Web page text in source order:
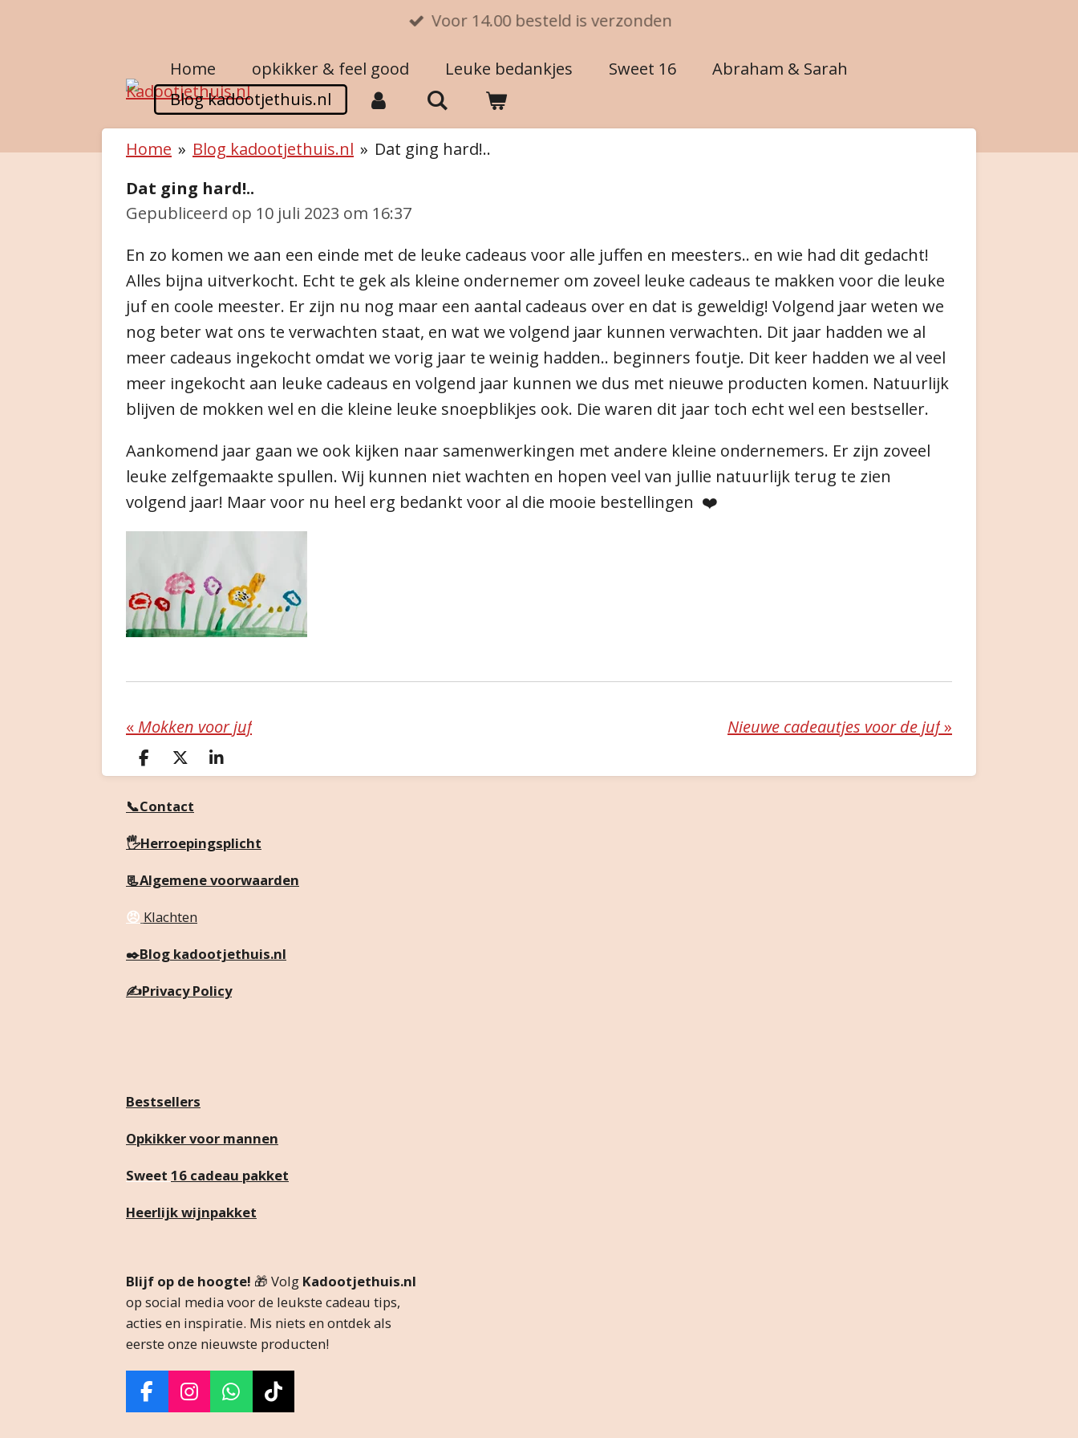
Voor 14.00 besteld is verzonden
Home opkikker & feel good Leuke bedankjes Sweet 16
Abraham & Sarah
Blog kadootjethuis.nl
Home » Blog kadootjethuis.nl » Dat ging hard!..
Dat ging hard!..
Gepubliceerd op 10 juli 2023 om 16:37
En zo komen we aan een einde met de leuke cadeaus voor alle juffen en meesters.. en wie had dit gedacht!
Alles bijna uitverkocht. Echt te gek als kleine ondernemer om zoveel leuke cadeaus te makken voor die leuke
juf en coole meester. Er zijn nu nog maar een aantal cadeaus over en dat is geweldig! Volgend jaar weten we
nog beter wat ons te verwachten staat, en wat we volgend jaar kunnen verwachten. Dit jaar hadden we al
meer cadeaus ingekocht omdat we vorig jaar te weinig hadden.. beginners foutje. Dit keer hadden we al veel
meer ingekocht aan leuke cadeaus en volgend jaar kunnen we dus met nieuwe producten komen. Natuurlijk
blijven de mokken wel en die kleine leuke snoepblikjes ook. Die waren dit jaar toch echt wel een bestseller.
Aankomend jaar gaan we ook kijken naar samenwerkingen met andere kleine ondernemers. Er zijn zoveel
leuke zelfgemaakte spullen. Wij kunnen niet wachten en hopen veel van jullie natuurlijk terug te zien
volgend jaar! Maar voor nu heel erg bedankt voor al die mooie bestellingen ❤️
« Mokken voor juf Nieuwe cadeautjes voor de juf»
D
e
l
e
D
e
l
S
h
📞Contact
🖐️Herroepingsplicht
📃Algemene voorwaarden
😠 Klachten
✒️Blog kadootjethuis.nl
✍️Privacy Policy
Bestsellers
Opkikker voor mannen
Sweet 16 cadeau pakket
Heerlijk wijnpakket
Blijf op de hoogte! 🎁 Volg Kadootjethuis.nl
op social media voor de leukste cadeau tips,
acties en inspiratie. Mis niets en ontdek als
eerste onze nieuwste producten!
F
a
I
n
W
h
T
i